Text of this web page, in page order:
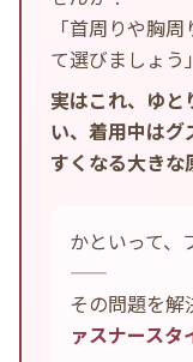
「首周りや胸
て選びましょう
実はこれ、ゆと
い、着用中はグ
すくなる大きな
かといって、
——
その問題を解
ァスナースタ